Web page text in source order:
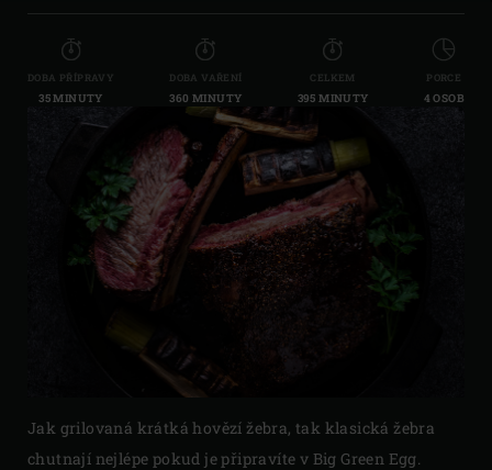
DOBA PŘÍPRAVY
35 MINUTY
DOBA VAŘENÍ
360 MINUTY
CELKEM
395 MINUTY
PORCE
4 OSOB
Jak grilovaná krátká hovězí žebra, tak klasická žebra
chutnají nejlépe pokud je připravíte v Big Green Egg.